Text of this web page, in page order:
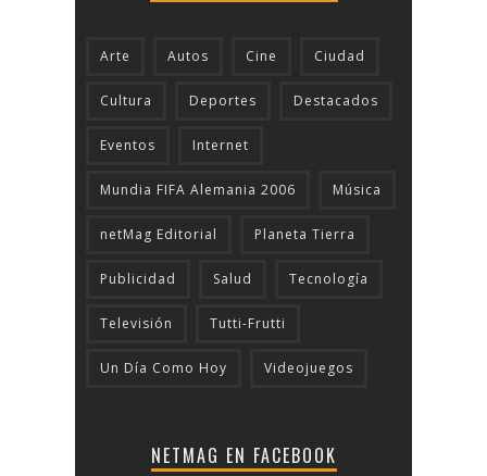
Arte Autos Cine Ciudad
Cultura Deportes Destacados
Eventos Internet
Mundia FIFA Alemania 2006 Música
netMag Editorial Planeta Tierra
Publicidad Salud Tecnologí­a
Televisión Tutti-Frutti
Un Día Como Hoy Videojuegos
NETMAG EN FACEBOOK